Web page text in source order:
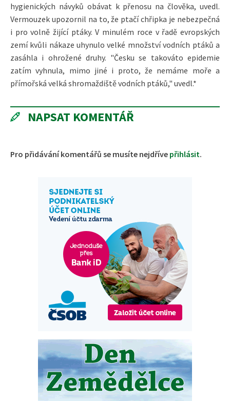
hygienických návyků obávat k přenosu na člověka, uvedl.
Vermouzek upozornil na to, že ptačí chřipka je nebezpečná
i pro volně žijící ptáky. V minulém roce v řadě evropských
zemí kvůli nákaze uhynulo velké množství vodních ptáků a
zasáhla i ohrožené druhy. "Česku se takováto epidemie
zatím vyhnula, mimo jiné i proto, že nemáme moře a
přímořská velká shromaždiště vodních ptáků," uvedl.*
NAPSAT KOMENTÁŘ
Pro přidávání komentářů se musíte nejdříve přihlásit.